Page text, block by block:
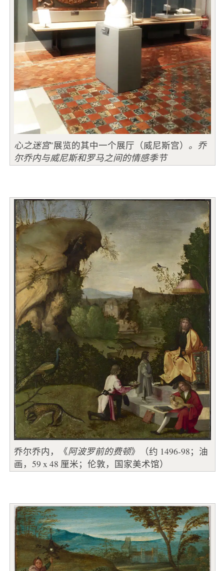
心之迷宫"展览的其中一个展厅（威尼斯宫） 。乔
尔乔内与威尼斯和罗马之间的情感季节
乔尔乔内，《阿波罗前的费顿》（约 1496-98；油
画，59 x 48 厘米；伦敦，国家美术馆）